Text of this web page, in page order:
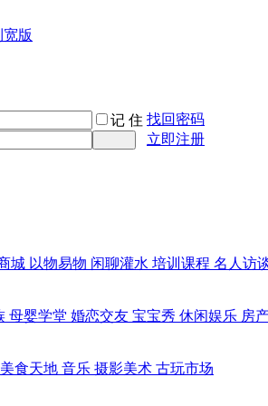
版
记 住 找回密码
立即注册
城 以物易物 闲聊灌水 培训课程 名人访
母婴学堂 婚恋交友 宝宝秀 休闲娱乐 房
美食天地 音乐 摄影美术 古玩市场